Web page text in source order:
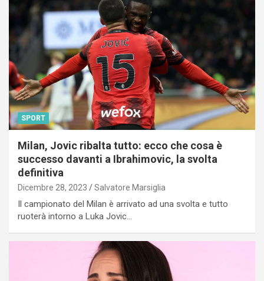
SPORT
Milan, Jovic ribalta tutto: ecco che cosa è
successo davanti a Ibrahimovic, la svolta
definitiva
Dicembre 28, 2023 Salvatore Marsiglia
Il campionato del Milan è arrivato ad una svolta e tutto
ruoterà intorno a Luka Jovic…